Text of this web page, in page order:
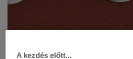
A kezdés előtt...